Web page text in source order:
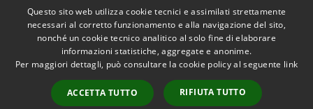
Accessibilità
Copyright © 2026 • Comune di
San Pietro di Cadore • Powered
byMunicipium
Accesso
Questo sito web utilizza cookie tecnici e assimilati strettamente
necessari al corretto funzionamento e alla navigazione del sito,
nonché un cookie tecnico analitico al solo fine di elaborare
informazioni statistiche, aggregate e anonime.
Per maggiori dettagli, può consultare la cookie policy al seguente link
ACCETTA TUTTO RIFIUTA TUTTO